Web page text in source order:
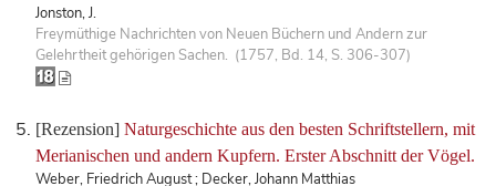
Jonston, J.
Freymüthige Nachrichten von Neuen Büchern und Andern zur
Gelehrtheit gehörigen Sachen. (1757, Bd. 14, S. 306-307)
[Rezension] Naturgeschichte aus den besten Schriftstellern, mit
Merianischen und andern Kupfern. Erster Abschnitt der Vögel.
Weber, Friedrich August ; Decker, Johann Matthias